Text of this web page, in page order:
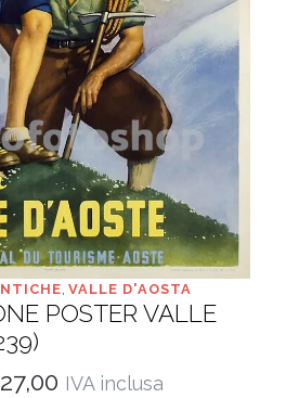
, VALLE D'AOSTA
POSTER VALLE
27,00 IVA inclusa